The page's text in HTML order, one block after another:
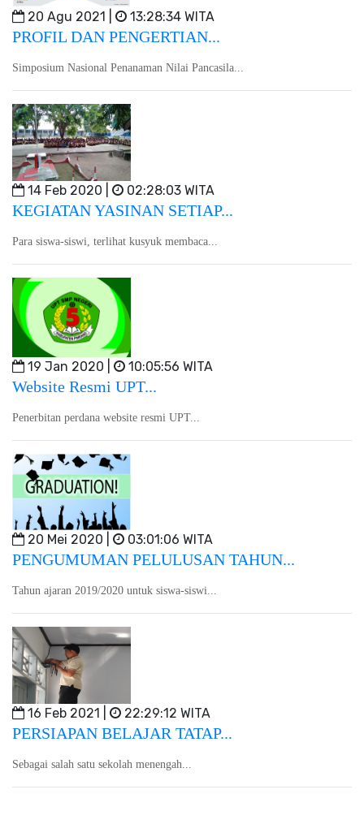
20 Agu 2021 | 13:28:34 WITA
PROFIL DAN PENGERTIAN...
Simposium Nasional Penanaman Nilai Pancasila...
14 Feb 2020 | 02:28:03 WITA
KEGIATAN YASINAN SETIAP...
Para siswa-siswi, terlihat kusyuk membaca...
19 Jan 2020 | 10:05:56 WITA
Website Resmi UPT...
Penerbitan perdana website resmi UPT...
20 Mei 2020 | 03:01:06 WITA
PENGUMUMAN PELULUSAN TAHUN...
Tahun ajaran 2019/2020 untuk siswa-siswi...
16 Feb 2021 | 22:29:12 WITA
PERSIAPAN BELAJAR TATAP...
Sebagai salah satu sekolah menengah...